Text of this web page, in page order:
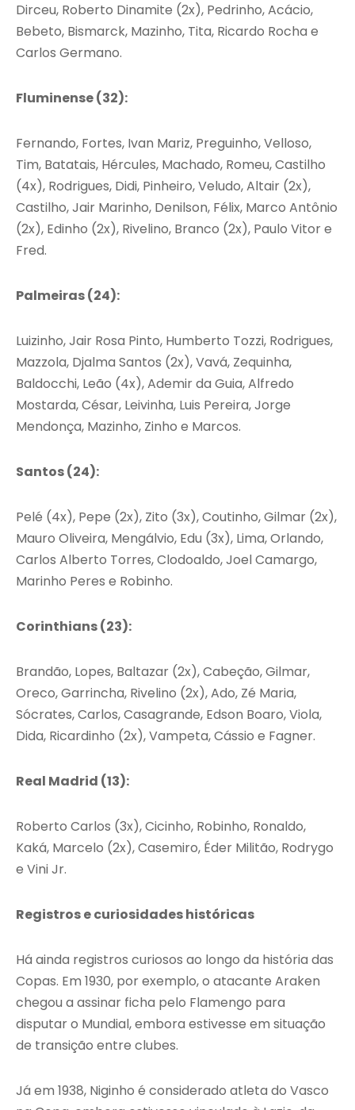
Dirceu, Roberto Dinamite (2x), Pedrinho, Acácio,
Bebeto, Bismarck, Mazinho, Tita, Ricardo Rocha e
Carlos Germano.
Fluminense (32):
Fernando, Fortes, Ivan Mariz, Preguinho, Velloso,
Tim, Batatais, Hércules, Machado, Romeu, Castilho
(4x), Rodrigues, Didi, Pinheiro, Veludo, Altair (2x),
Castilho, Jair Marinho, Denilson, Félix, Marco Antônio
(2x), Edinho (2x), Rivelino, Branco (2x), Paulo Vitor e
Fred.
Palmeiras (24):
Luizinho, Jair Rosa Pinto, Humberto Tozzi, Rodrigues,
Mazzola, Djalma Santos (2x), Vavá, Zequinha,
Baldocchi, Leão (4x), Ademir da Guia, Alfredo
Mostarda, César, Leivinha, Luis Pereira, Jorge
Mendonça, Mazinho, Zinho e Marcos.
Santos (24):
Pelé (4x), Pepe (2x), Zito (3x), Coutinho, Gilmar (2x),
Mauro Oliveira, Mengálvio, Edu (3x), Lima, Orlando,
Carlos Alberto Torres, Clodoaldo, Joel Camargo,
Marinho Peres e Robinho.
Corinthians (23):
Brandão, Lopes, Baltazar (2x), Cabeção, Gilmar,
Oreco, Garrincha, Rivelino (2x), Ado, Zé Maria,
Sócrates, Carlos, Casagrande, Edson Boaro, Viola,
Dida, Ricardinho (2x), Vampeta, Cássio e Fagner.
Real Madrid (13):
Roberto Carlos (3x), Cicinho, Robinho, Ronaldo,
Kaká, Marcelo (2x), Casemiro, Éder Militão, Rodrygo
e Vini Jr.
Registros e curiosidades históricas
Há ainda registros curiosos ao longo da história das
Copas. Em 1930, por exemplo, o atacante Araken
chegou a assinar ficha pelo Flamengo para
disputar o Mundial, embora estivesse em situação
de transição entre clubes.
Já em 1938, Niginho é considerado atleta do Vasco